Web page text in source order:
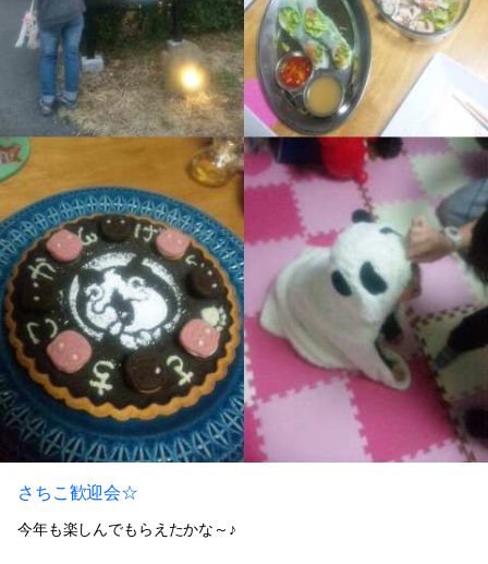
さちこ歓迎会☆
今年も楽しんでもらえたかな～♪